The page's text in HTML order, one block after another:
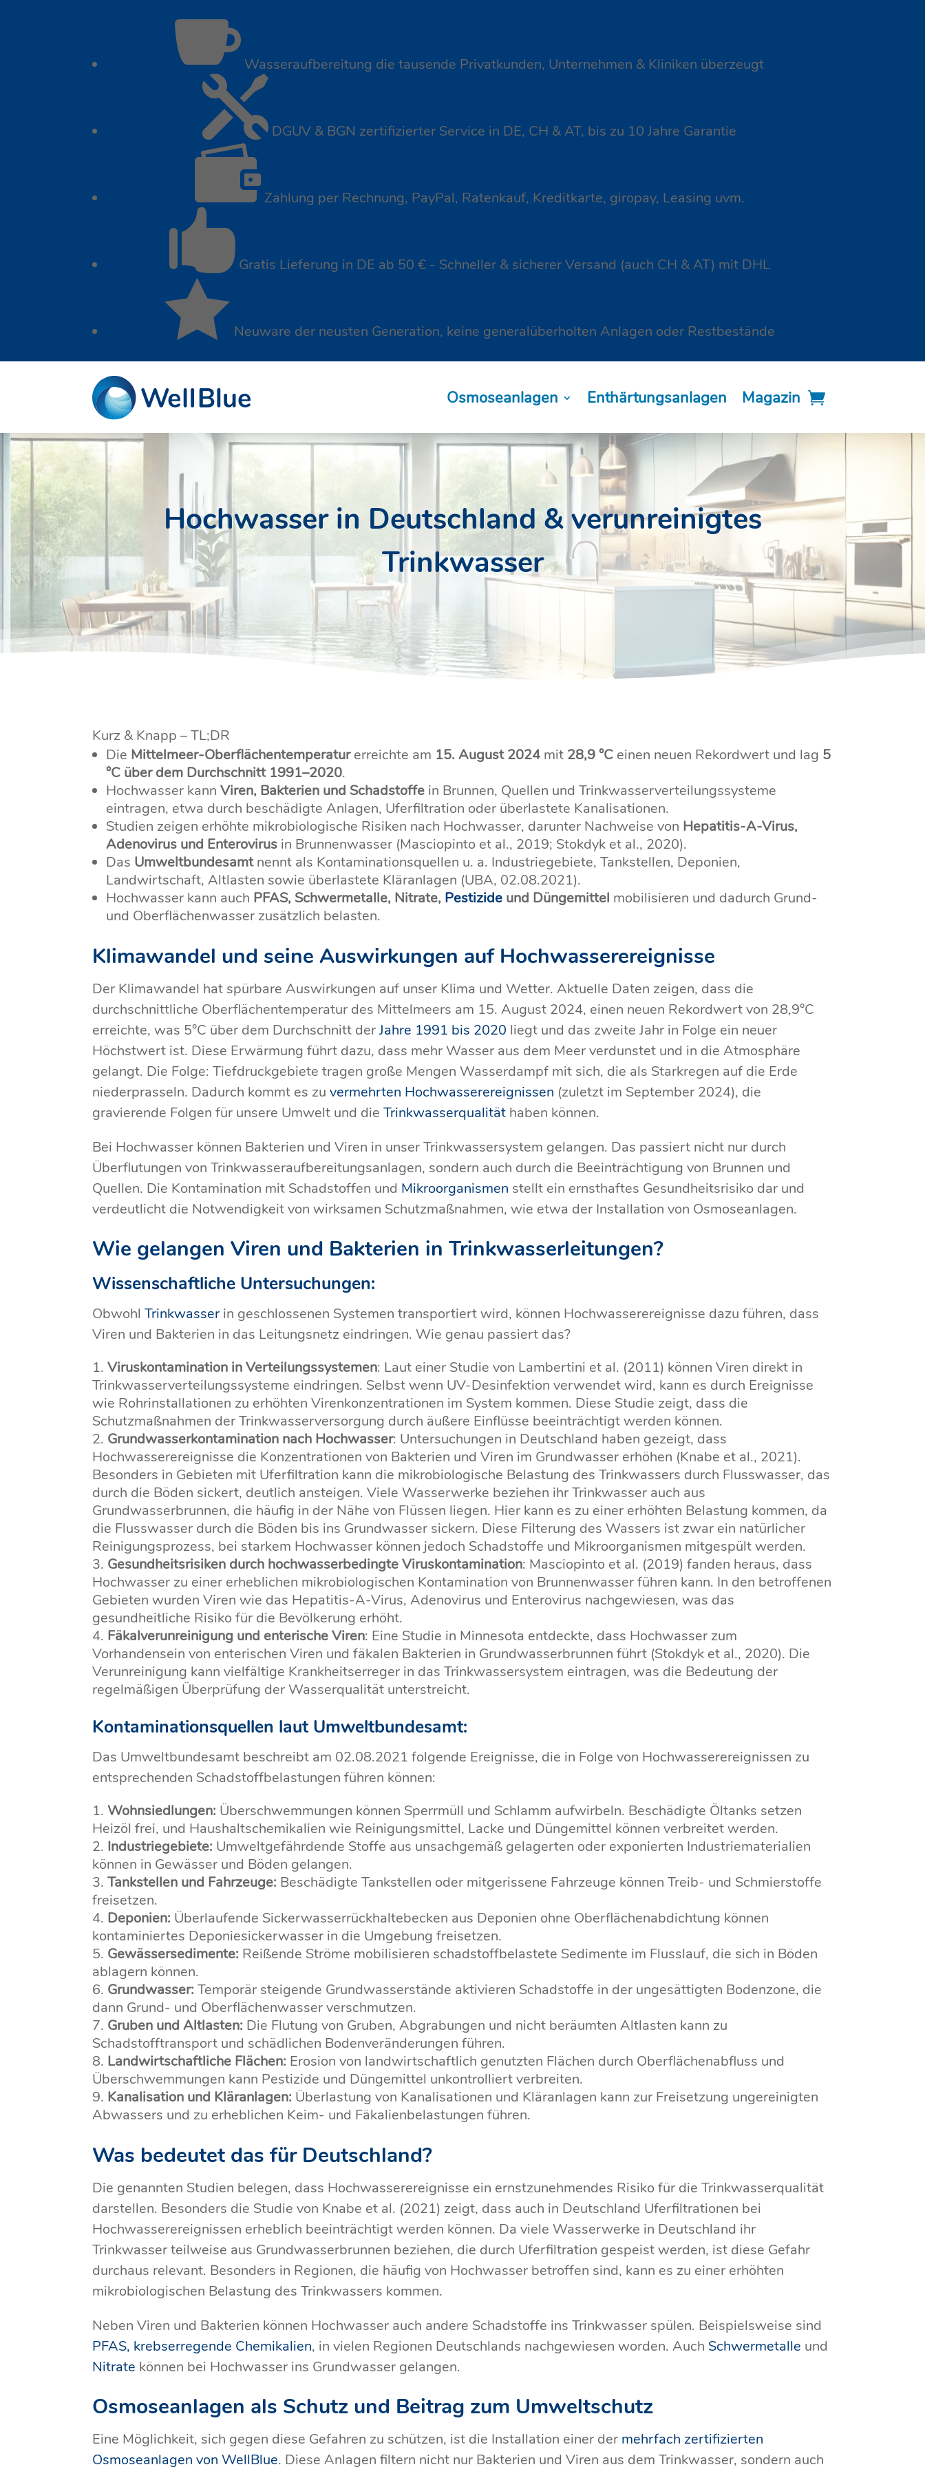
 Wasseraufbereitung die tausende Privatkunden, Unternehmen & Kliniken überzeugt
 DGUV & BGN zertifizierter Service in DE, CH & AT, bis zu 10 Jahre Garantie
 Zahlung per Rechnung, PayPal, Ratenkauf, Kreditkarte, giropay, Leasing uvm.
 Gratis Lieferung in DE ab 50 € - Schneller & sicherer Versand (auch CH & AT) mit DHL
 Neuware der neusten Generation, keine generalüberholten Anlagen oder Restbestände
Osmoseanlagen Enthärtungsanlagen Magazin
Hochwasser in Deutschland & verunreinigtes
Trinkwasser
Kurz & Knapp – TL;DR
Die Mittelmeer-Oberflächentemperaturerreichte am 15. August 2024mit 28,9 °C einen neuen Rekordwert und lag 5
°C über dem Durchschnitt 1991–2020.
Hochwasser kannViren, Bakterien und Schadstoffe in Brunnen, Quellen und Trinkwasserverteilungssysteme
eintragen, etwa durch beschädigte Anlagen, Uferfiltration oder überlastete Kanalisationen.
Studien zeigen erhöhte mikrobiologische Risiken nach Hochwasser, darunter Nachweise von Hepatitis-A-Virus,
Adenovirus und Enterovirus in Brunnenwasser (Masciopinto et al., 2019; Stokdyk et al., 2020).
Das Umweltbundesamtnennt als Kontaminationsquellen u. a. Industriegebiete, Tankstellen, Deponien,
Landwirtschaft, Altlasten sowie überlastete Kläranlagen (UBA, 02.08.2021).
Hochwasser kann auch PFAS, Schwermetalle, Nitrate, Pestizide und Düngemittel mobilisieren und dadurch Grund-
und Oberflächenwasser zusätzlich belasten.
Klimawandel und seine Auswirkungen auf Hochwasserereignisse
Der Klimawandel hat spürbare Auswirkungen auf unser Klima und Wetter. Aktuelle Daten zeigen, dass die
durchschnittliche Oberflächentemperatur des Mittelmeers am 15. August 2024, einen neuen Rekordwert von 28,9°C
erreichte, was 5°C über dem Durchschnitt derJahre 1991 bis 2020 liegt und das zweite Jahr in Folge ein neuer
Höchstwert ist. Diese Erwärmung führt dazu, dass mehr Wasser aus dem Meer verdunstet und in die Atmosphäre
gelangt. Die Folge: Tiefdruckgebiete tragen große Mengen Wasserdampf mit sich, die als Starkregen auf die Erde
niederprasseln. Dadurch kommt es zuvermehrten Hochwasserereignissen (zuletzt im September 2024), die
gravierende Folgen für unsere Umwelt und dieTrinkwasserqualität haben können.
Bei Hochwasser können Bakterien und Viren in unser Trinkwassersystem gelangen. Das passiert nicht nur durch
Überflutungen von Trinkwasseraufbereitungsanlagen, sondern auch durch die Beeinträchtigung von Brunnen und
Quellen. Die Kontamination mit Schadstoffen und Mikroorganismen stellt ein ernsthaftes Gesundheitsrisiko dar und
verdeutlicht die Notwendigkeit von wirksamen Schutzmaßnahmen, wie etwa der Installation von Osmoseanlagen.
Wie gelangen Viren und Bakterien in Trinkwasserleitungen?
Wissenschaftliche Untersuchungen:
ObwohlTrinkwasser in geschlossenen Systemen transportiert wird, können Hochwasserereignisse dazu führen, dass
Viren und Bakterien in das Leitungsnetz eindringen. Wie genau passiert das?
Viruskontamination in Verteilungssystemen: Laut einer Studie von Lambertini et al. (2011) können Viren direkt in
Trinkwasserverteilungssysteme eindringen. Selbst wenn UV-Desinfektion verwendet wird, kann es durch Ereignisse
wie Rohrinstallationen zu erhöhten Virenkonzentrationen im System kommen. Diese Studie zeigt, dass die
Schutzmaßnahmen der Trinkwasserversorgung durch äußere Einflüsse beeinträchtigt werden können.
Grundwasserkontamination nach Hochwasser: Untersuchungen in Deutschland haben gezeigt, dass
Hochwasserereignisse die Konzentrationen von Bakterien und Viren im Grundwasser erhöhen (Knabe et al., 2021).
Besonders in Gebieten mit Uferfiltration kann die mikrobiologische Belastung des Trinkwassers durch Flusswasser, das
durch die Böden sickert, deutlich ansteigen. Viele Wasserwerke beziehen ihr Trinkwasser auch aus
Grundwasserbrunnen, die häufig in der Nähe von Flüssen liegen. Hier kann es zu einer erhöhten Belastung kommen, da
die Flusswasser durch die Böden bis ins Grundwasser sickern. Diese Filterung des Wassers ist zwar ein natürlicher
Reinigungsprozess, bei starkem Hochwasser können jedoch Schadstoffe und Mikroorganismen mitgespült werden.
Gesundheitsrisiken durch hochwasserbedingte Viruskontamination: Masciopinto et al. (2019) fanden heraus, dass
Hochwasser zu einer erheblichen mikrobiologischen Kontamination von Brunnenwasser führen kann. In den betroffenen
Gebieten wurden Viren wie das Hepatitis-A-Virus, Adenovirus und Enterovirus nachgewiesen, was das
gesundheitliche Risiko für die Bevölkerung erhöht.
Fäkalverunreinigung und enterische Viren: Eine Studie in Minnesota entdeckte, dass Hochwasser zum
Vorhandensein von enterischen Viren und fäkalen Bakterien in Grundwasserbrunnen führt (Stokdyk et al., 2020). Die
Verunreinigung kann vielfältige Krankheitserreger in das Trinkwassersystem eintragen, was die Bedeutung der
regelmäßigen Überprüfung der Wasserqualität unterstreicht.
Kontaminationsquellen laut Umweltbundesamt:
Das Umweltbundesamt beschreibt am 02.08.2021 folgende Ereignisse, die in Folge von Hochwasserereignissen zu
entsprechenden Schadstoffbelastungen führen können:
Wohnsiedlungen: Überschwemmungen können Sperrmüll und Schlamm aufwirbeln. Beschädigte Öltanks setzen
Heizöl frei, und Haushaltschemikalien wie Reinigungsmittel, Lacke und Düngemittel können verbreitet werden.
Industriegebiete: Umweltgefährdende Stoffe aus unsachgemäß gelagerten oder exponierten Industriematerialien
können in Gewässer und Böden gelangen.
Tankstellen und Fahrzeuge: Beschädigte Tankstellen oder mitgerissene Fahrzeuge können Treib- und Schmierstoffe
freisetzen.
Deponien: Überlaufende Sickerwasserrückhaltebecken aus Deponien ohne Oberflächenabdichtung können
kontaminiertes Deponiesickerwasser in die Umgebung freisetzen.
Gewässersedimente: Reißende Ströme mobilisieren schadstoffbelastete Sedimente im Flusslauf, die sich in Böden
ablagern können.
Grundwasser: Temporär steigende Grundwasserstände aktivieren Schadstoffe in der ungesättigten Bodenzone, die
dann Grund- und Oberflächenwasser verschmutzen.
Gruben und Altlasten: Die Flutung von Gruben, Abgrabungen und nicht beräumten Altlasten kann zu
Schadstofftransport und schädlichen Bodenveränderungen führen.
Landwirtschaftliche Flächen: Erosion von landwirtschaftlich genutzten Flächen durch Oberflächenabfluss und
Überschwemmungen kann Pestizide und Düngemittel unkontrolliert verbreiten.
Kanalisation und Kläranlagen: Überlastung von Kanalisationen und Kläranlagen kann zur Freisetzung ungereinigten
Abwassers und zu erheblichen Keim- und Fäkalienbelastungen führen.
Was bedeutet das für Deutschland?
Die genannten Studien belegen, dass Hochwasserereignisse ein ernstzunehmendes Risiko für die Trinkwasserqualität
darstellen. Besonders die Studie von Knabe et al. (2021) zeigt, dass auch in Deutschland Uferfiltrationen bei
Hochwasserereignissen erheblich beeinträchtigt werden können. Da viele Wasserwerke in Deutschland ihr
Trinkwasser teilweise aus Grundwasserbrunnen beziehen, die durch Uferfiltration gespeist werden, ist diese Gefahr
durchaus relevant. Besonders in Regionen, die häufig von Hochwasser betroffen sind, kann es zu einer erhöhten
mikrobiologischen Belastung des Trinkwassers kommen.
Neben Viren und Bakterien können Hochwasser auch andere Schadstoffe ins Trinkwasser spülen. Beispielsweise sind
PFAS, krebserregende Chemikalien, in vielen Regionen Deutschlands nachgewiesen worden. Auch Schwermetalle und
Nitrate können bei Hochwasser ins Grundwasser gelangen.
Osmoseanlagen als Schutz und Beitrag zum Umweltschutz
Eine Möglichkeit, sich gegen diese Gefahren zu schützen, ist die Installation einer der mehrfach zertifizierten
Osmoseanlagen von WellBlue. Diese Anlagen filtern nicht nur Bakterien und Viren aus dem Trinkwasser, sondern auch